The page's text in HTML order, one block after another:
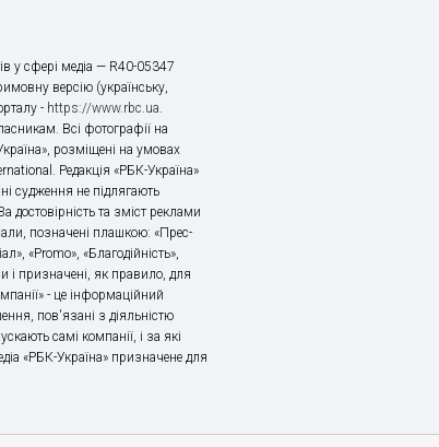
у сфері медіа — R40-05347
версію (українську,
- https://www.rbc.ua.
Всі фотографії на
розміщені на умовах
Редакція «РБК-Україна»
судження не підлягають
достовірність та зміст реклами
позначені плашкою: «Прес-
«Promo», «Благодійність»,
і призначені, як правило, для
- це інформаційний
пов'язані з діяльністю
самі компанії, і за які
«РБК-Україна» призначене для